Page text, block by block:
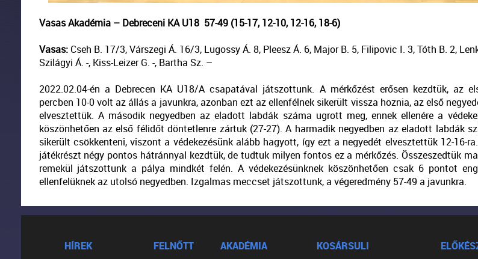
Vasas Akadémia – Debreceni KA U18 57-49 (15-17, 12-10, 12-16, 18-6)
Vasas: Cseh B. 17/3, Várszegi Á. 16/3, Lugossy Á. 8, Pleesz Á. 6, Major B. 5, Filipovic I. 3, Tóth B. 2,
Szilágyi Á. -, Kiss-Leizer G. -, Bartha Sz. –
2022.02.04-én a Debrecen KA U18/A csapatával játszottunk. A mérkőzést erősen kezdtük, az
percben 10-0 volt az állás a javunkra, azonban ezt az ellenfélnek sikerült vissza hoznia, az első
elvesztettük. A második negyedben az eladott labdák száma ugrott meg, ennek ellenére a
köszönhetően az első félidőt döntetlenre zártuk (27-27). A harmadik negyedben az eladott labdák
sikerült csökkenteni, viszont a védekezésünk alább hagyott, így ezt a negyedét elvesztettük 12-16-
játékrészt négy pontos hátránnyal kezdtük, de tudtuk milyen fontos ez a mérkőzés. Összeszedtük
remekül játszottunk a pálya mindkét felén. A védekezésünknek köszönhetően csak 6 pontot
ellenfelüknek az utolsó negyedben. Izgalmas meccset játszottunk, a végeredmény 57-49 a javunkra.
HÍREK
FELNŐTT
AKADÉMIA
KOSÁRSULI